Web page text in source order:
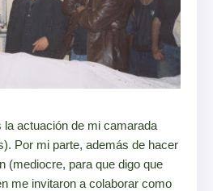
la actuación de mi camarada
Por mi parte, además de hacer
(mediocre, para que digo que
me invitaron a colaborar como